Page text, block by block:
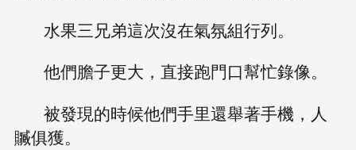
水果三兄弟這次沒在氣氛組行列。
他們膽子更大，直接跑門口幫忙錄像。
被發現的時候他們手里還舉著手機，人
贓俱獲。